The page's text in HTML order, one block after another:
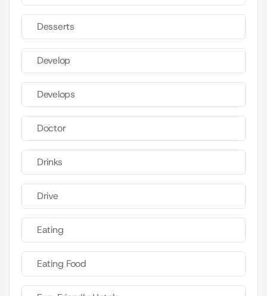
Desserts
Develop
Develops
Doctor
Drinks
Drive
Eating
Eating Food